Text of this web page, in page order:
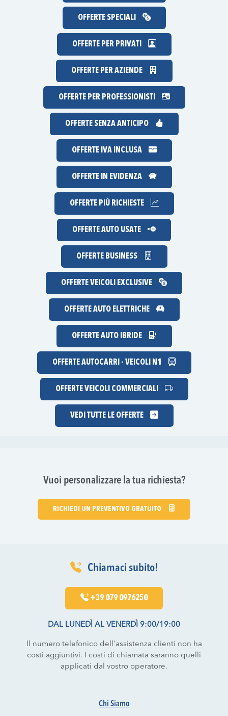
OFFERTE SPECIALI
OFFERTE PER PRIVATI
OFFERTE PER AZIENDE
OFFERTE PER PROFESSIONISTI
OFFERTESENZA ANTICIPO
OFFERTE IVA INCLUSA
OFFERTE IN EVIDENZA
OFFERTE PIÙ RICHIESTE
OFFERTE AUTO USATE
OFFERTE BUSINESS
OFFERTE VEICOLI EXCLUSIVE
OFFERTE AUTO ELETTRICHE
OFFERTE AUTO IBRIDE
OFFERTE AUTOCARRI - VEICOLI N1
OFFERTE VEICOLI COMMERCIALI
VEDI TUTTE LE OFFERTE
Vuoi personalizzare la tua richiesta?
RICHIEDI UN PREVENTIVO GRATUITO
Chiamaci subito!
+39 079 0976250
DAL LUNEDÌ AL VENERDÌ 9:00/19:00
Il numero telefonico dell'assistenza clienti non ha
costi aggiuntivi. I costi di chiamata saranno quelli
applicati dal vostro operatore.
Chi Siamo